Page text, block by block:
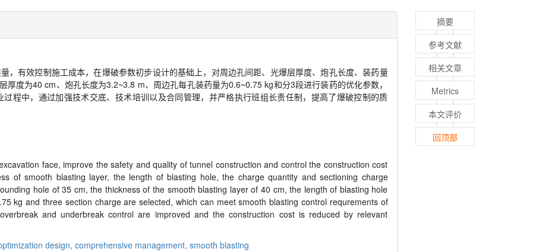
，有效控制施工成本，在爆破参数初步设计的基础上，对周边孔间距、光爆层厚度、炮孔长度、装药量
度为40 cm、炮孔长度为3.2~3.8 m、周边孔每孔装药量为0.6~0.75 kg和分3段进行装药的优化参数，
程中，通过加强技术交底、技术培训以及合同管理，并严格执行班组长责任制，提高了爆破控制的质
face, improve the safety and quality of tunnel construction and control the construction cost
of smooth blasting layer, the length of blasting hole, the charge quantity and sectioning charge
hole of 35 cm, the thickness of the smooth blasting layer of 40 cm, the length of blasting hole
kg and three section charge are selected, which can meet smooth blasting control requrements of
and underbreak control are improved and the construction cost is reduced by relevant
design, comprehensive management, smooth blasting
摘要
参考文献
相关文章
Metrics
本文评价
回顶部